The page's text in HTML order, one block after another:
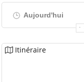
Aujourd'hui
Itinéraire